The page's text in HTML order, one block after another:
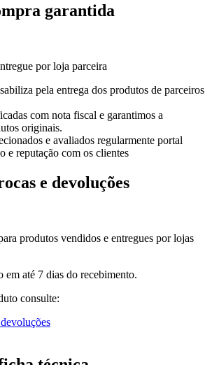
garantida
por loja parceira
pela entrega dos produtos de parceiros
com nota fiscal e garantimos a
originais.
e avaliados regularmente portal
e reputação com os clientes
e devoluções
produtos vendidos e entregues por lojas
em até 7 dias do recebimento.
consulte: